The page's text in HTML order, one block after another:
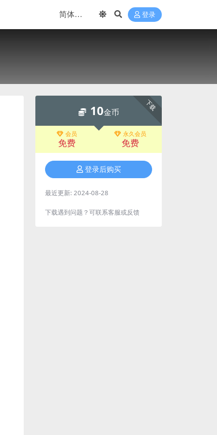
登录
下载
10金币
会员
免费
永久会员
免费
登录后购买
最近更新: 2024-08-28
下载遇到问题？可联系客服或反馈